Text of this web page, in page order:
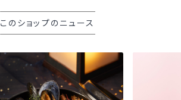
このショップのニュース